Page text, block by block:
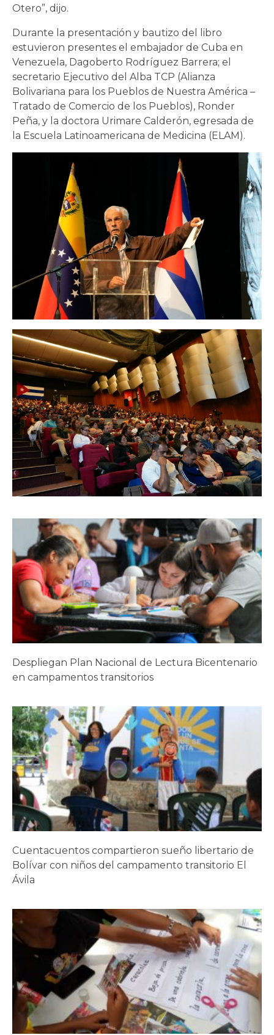
Otero”, dijo.
Durante la presentación y bautizo del libro
estuvieron presentes el embajador de Cuba en
Venezuela, Dagoberto Rodríguez Barrera; el
secretario Ejecutivo del Alba TCP (Alianza
Bolivariana para los Pueblos de Nuestra América –
Tratado de Comercio de los Pueblos), Ronder
Peña, y la doctora Urimare Calderón, egresada de
la Escuela Latinoamericana de Medicina (ELAM).
Despliegan Plan Nacional de Lectura Bicentenario
en campamentos transitorios
Cuentacuentos compartieron sueño libertario de
Bolívar con niños del campamento transitorio El
Ávila